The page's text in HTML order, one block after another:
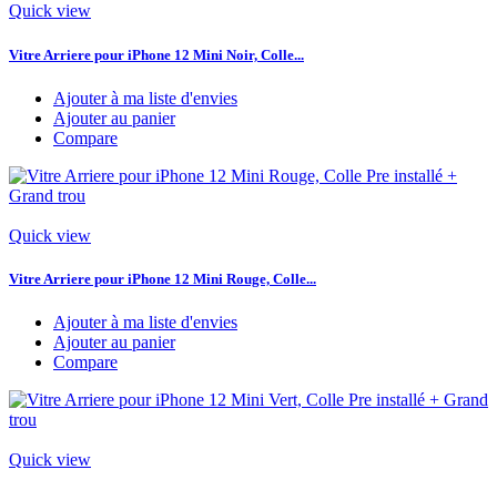
Quick view
Vitre Arriere pour iPhone 12 Mini Noir, Colle...
Ajouter à ma liste d'envies
Ajouter au panier
Compare
Quick view
Vitre Arriere pour iPhone 12 Mini Rouge, Colle...
Ajouter à ma liste d'envies
Ajouter au panier
Compare
Quick view